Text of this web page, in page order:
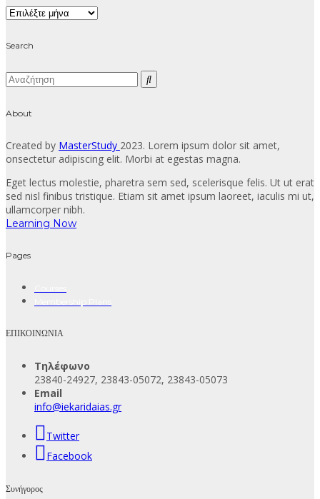
Archive
Search
About
Created by MasterStudy 2023. Lorem ipsum dolor sit amet,
onsectetur adipiscing elit. Morbi at egestas magna.
Eget lectus molestie, pharetra sem sed, scelerisque felis. Ut ut erat
sed nisl finibus tristique. Etiam sit amet ipsum laoreet, iaculis mi ut,
ullamcorper nibh.
Learning Now
Pages
ΕΠΙΚΟΙΝΩΝΙΑ
Τηλέφωνο
23840-24927, 23843-05072, 23843-05073
Email
info@iekaridaias.gr
Twitter
Facebook
Συνήγορος